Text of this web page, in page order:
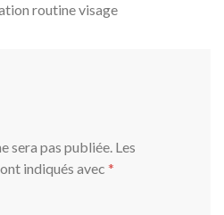
routine visage
sera pas publiée. Les
indiqués avec *